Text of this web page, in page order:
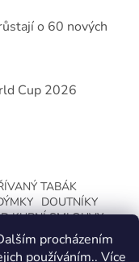
procházením
používáním.. Více
o 60 nových
Cup 2026
TABÁK
DOUTNÍKY
KUPNÍ SMLOUVY